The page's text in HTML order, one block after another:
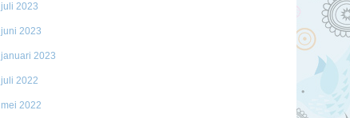
juli 2023
juni 2023
januari 2023
juli 2022
mei 2022